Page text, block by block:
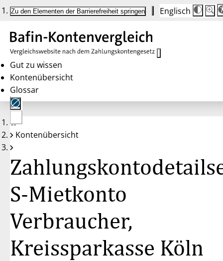
Zu den Elementen der Barrierefreiheit springen Englisch
Die
auf
100
100
Gut zu wissen
Kontenübersicht
Glossar
Keine
Konten
Kontenübersicht
S-Mietkonto
Verbraucher,
Kreissparkasse Köln